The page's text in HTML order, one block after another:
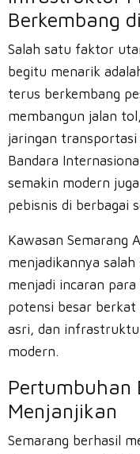
Berkembang
Salah satu faktor
begitu menarik
terus berkembang
membangun jalan
jaringan transportasi
Bandara
semakin modern
pebisnis di berbagai
Kawasan Semarang
menjadikannya
menjadi incaran
potensi besar berkat
asri, dan
modern.
Pertumbuhan
Menjanjikan
Semarang berhasil